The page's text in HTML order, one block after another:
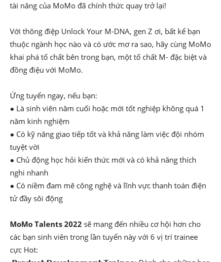
tài năng của MoMo đã chính thức quay trở lại!
Với thông điệp Unlock Your M-DNA, gen Z ơi, bất kể bạn
thuộc ngành học nào và có ước mơ ra sao, hãy cùng MoMo
khai phá tố chất bên trong bạn, một tố chất M- đặc biệt và
đồng điệu với MoMo.
Ứng tuyển ngay, nếu bạn:
● Là sinh viên năm cuối hoặc mới tốt nghiệp không quá 1
năm kinh nghiệm
● Có kỹ năng giao tiếp tốt và khả năng làm việc đội nhóm
tuyệt vời
● Chủ động học hỏi kiến thức mới và có khả năng thích
nghi nhanh
● Có niềm đam mê công nghệ và lĩnh vực thanh toán điện
tử đầy sôi động
MoMo Talents 2022 sẽ mang đến nhiều cơ hội hơn cho
các bạn sinh viên trong lần tuyển này với 6 vị trí trainee
cực Hot: